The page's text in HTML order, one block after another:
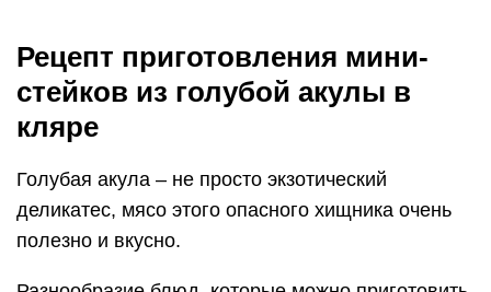
Рецепт приготовления мини-
стейков из голубой акулы в
кляре
Голубая акула – не просто экзотический
деликатес, мясо этого опасного хищника очень
полезно и вкусно.